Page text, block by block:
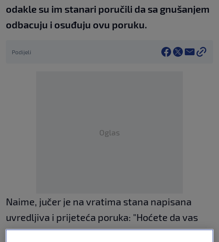
odakle su im stanari poručili da sa gnušanjem
odbacuju i osuđuju ovu poruku.
Podijeli
Oglas
Naime, jučer je na vratima stana napisana
uvredljiva i prijeteća poruka: "Hoćete da vas
kalašnjikovom išaram, imam ga" ispod